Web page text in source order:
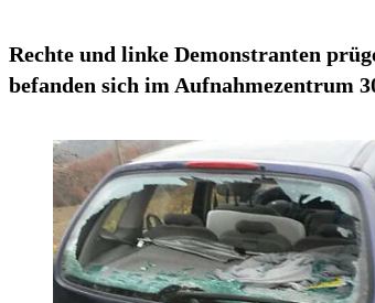
Rechte und linke Demonstranten
befanden sich im Aufnahmezentrum